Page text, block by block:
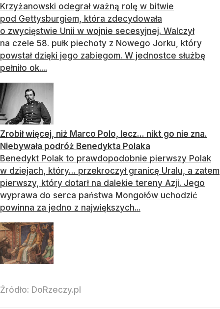
Krzyżanowski odegrał ważną rolę w bitwie
pod Gettysburgiem, która zdecydowała
o zwycięstwie Unii w wojnie secesyjnej. Walczył
na czele 58. pułk piechoty z Nowego Jorku, który
powstał dzięki jego zabiegom. W jednostce służbę
pełniło ok....
Zrobił więcej, niż Marco Polo, lecz... nikt go nie zna.
Niebywała podróż Benedykta Polaka
Benedykt Polak to prawdopodobnie pierwszy Polak
w dziejach, który… przekroczył granicę Uralu, a zatem
pierwszy, który dotarł na dalekie tereny Azji. Jego
wyprawa do serca państwa Mongołów uchodzić
powinna za jedno z największych...
Źródło: DoRzeczy.pl